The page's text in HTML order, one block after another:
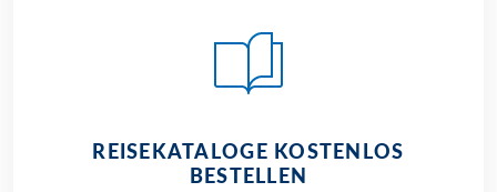
REISEKATALOGE KOSTENLOS
BESTELLEN